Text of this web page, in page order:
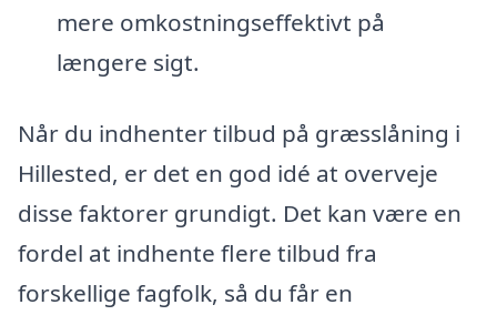
mere omkostningseffektivt på
længere sigt.
Når du indhenter tilbud på græsslåning i
Hillested, er det en god idé at overveje
disse faktorer grundigt. Det kan være en
fordel at indhente flere tilbud fra
forskellige fagfolk, så du får en